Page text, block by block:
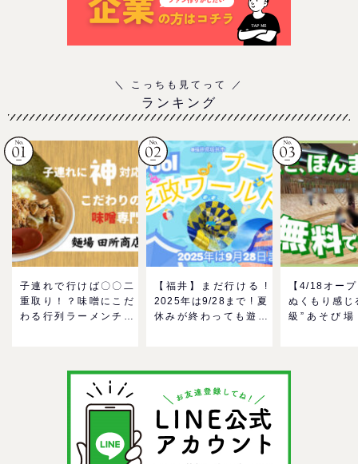
ランキング
子連れで行けば〇〇二
重取り！？味噌にこだ
わる行列ラーメンチェ
【福井】まだ行ける !
2025年は9/28まで ! 夏
休みが終わっても遊べ
【4/18オー
ぬくもり感じ
級”あそび場